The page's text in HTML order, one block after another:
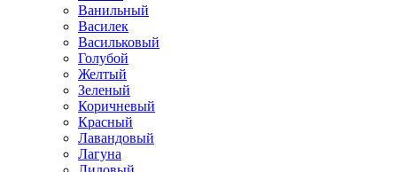
Ванильный
Василек
Васильковый
Голубой
Желтый
Зеленый
Коричневый
Красный
Лавандовый
Лагуна